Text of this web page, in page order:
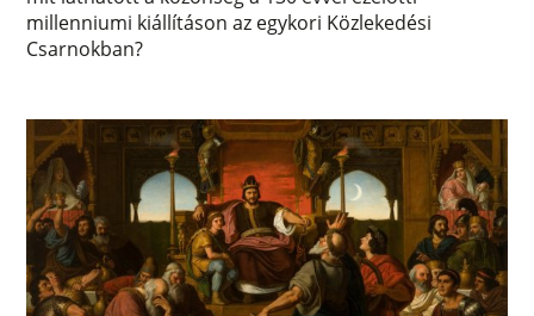
millenniumi kiállításon az egykori Közlekedési
Csarnokban?